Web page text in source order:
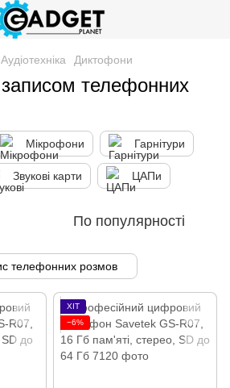
Аудіотехніка Диктофони
телефонних
Мікрофони Гарнітури
Звукові карти ЦАПи
По популярності
телефонних розмов
ХІТ
−6%